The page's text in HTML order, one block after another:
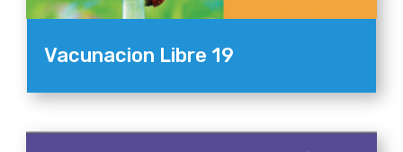
Vacunacion Libre 19